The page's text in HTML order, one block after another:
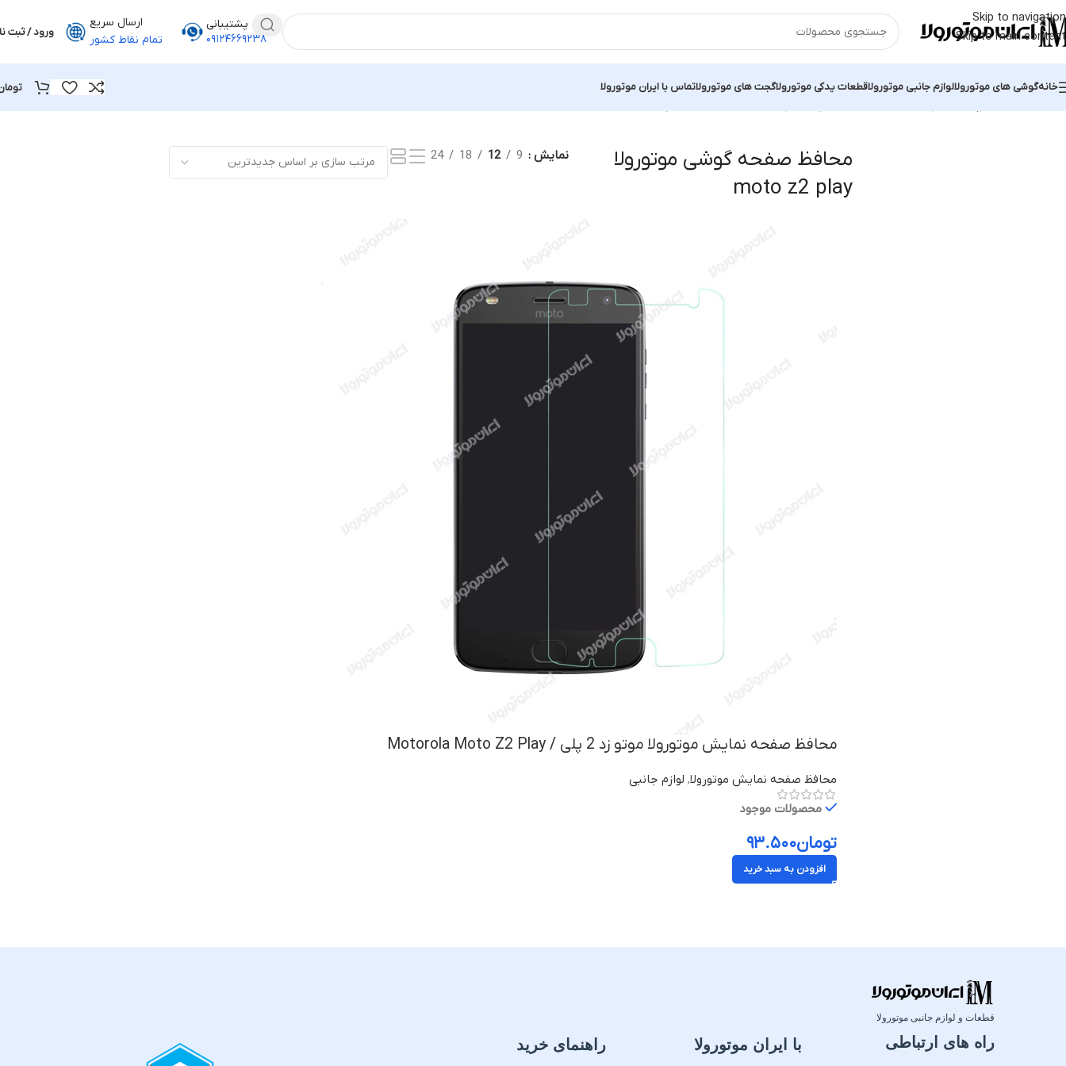
Skip to navigation
Skip to main content
پشتیبانی
۰۹۱۲۴۶۶۹۲۳۸
ارسال سریع
تمام نقاط کشور
ورود / ثبت
خانهگوشی های موتورولالوازم جانبی موتورولاقطعات یدکی موتورولاگجت های موتورولاتماس با ایران موتورولا
محافظ صفحه گوشی موتورولا
moto z2 play
نمایش 9
12
18
24
محافظ صفحه نمایش موتورولا موتو زد 2 پلی / Motorola Moto Z2 Play
محافظ صفحه نمایش موتورولا, لوازم جانبی
محصولات موجود
تومان۹۳.۵۰۰
افزودن به سبد خرید
قطعات و لوازم جانبی موتورولا
راه های ارتباطی با ایران موتورولا راهنمای خرید